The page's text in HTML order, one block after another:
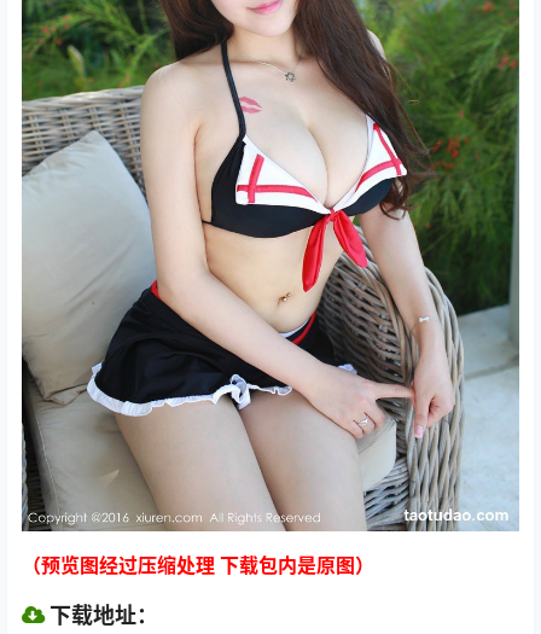
（预览图经过压缩处理 下载包内是原图）
下载地址：